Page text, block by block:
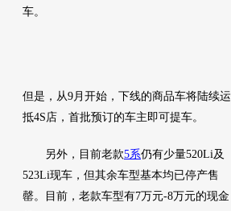
车。
但是，从9月开始，下线的商品车将陆续运
抵4S店，首批预订的车主即可提车。
另外，目前老款5系仍有少量520Li及
523Li现车，但其余车型基本均已停产售
罄。目前，老款车型有7万元-8万元的现金